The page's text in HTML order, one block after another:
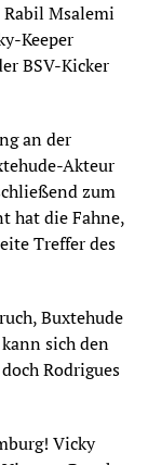
Msalemi
Keeper
BSV-Kicker
an der
Akteur
zum
hat die Fahne,
Treffer des
Buxtehude
sich den
Rodrigues
Vicky